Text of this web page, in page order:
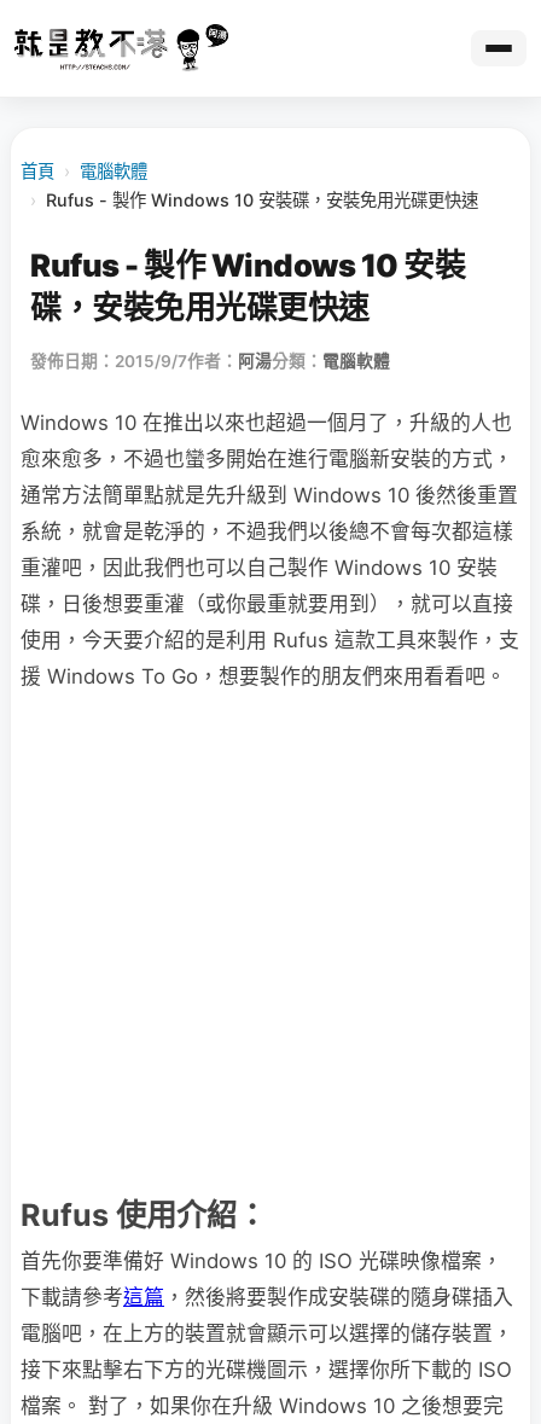
首頁 › 電腦軟體
› Rufus - 製作 Windows 10 安裝碟，安裝免用光碟更快速
Rufus - 製作 Windows 10 安裝
碟，安裝免用光碟更快速
發佈日期：2015/9/7作者： 阿湯分類： 電腦軟體
Windows 10 在推出以來也超過一個月了，升級的人也
愈來愈多，不過也蠻多開始在進行電腦新安裝的方式，
通常方法簡單點就是先升級到 Windows 10 後然後重置
系統，就會是乾淨的，不過我們以後總不會每次都這樣
重灌吧，因此我們也可以自己製作 Windows 10 安裝
碟，日後想要重灌（或你最重就要用到），就可以直接
使用，今天要介紹的是利用 Rufus 這款工具來製作，支
援 Windows To Go，想要製作的朋友們來用看看吧。
Rufus 使用介紹：
首先你要準備好 Windows 10 的 ISO 光碟映像檔案，
下載請參考這篇 ，然後將要製作成安裝碟的隨身碟插入
電腦吧，在上方的裝置就會顯示可以選擇的儲存裝置，
接下來點擊右下方的光碟機圖示，選擇你所下載的 ISO
檔案。 對了，如果你在升級 Windows 10 之後想要完